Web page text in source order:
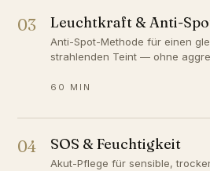
03 Leuchtkraft & Anti-
Anti-Spot-Methode für einen
strahlenden Teint — ohne
60 MIN
04 SOS & Feuchtigkeit
Akut-Pflege für sensible,